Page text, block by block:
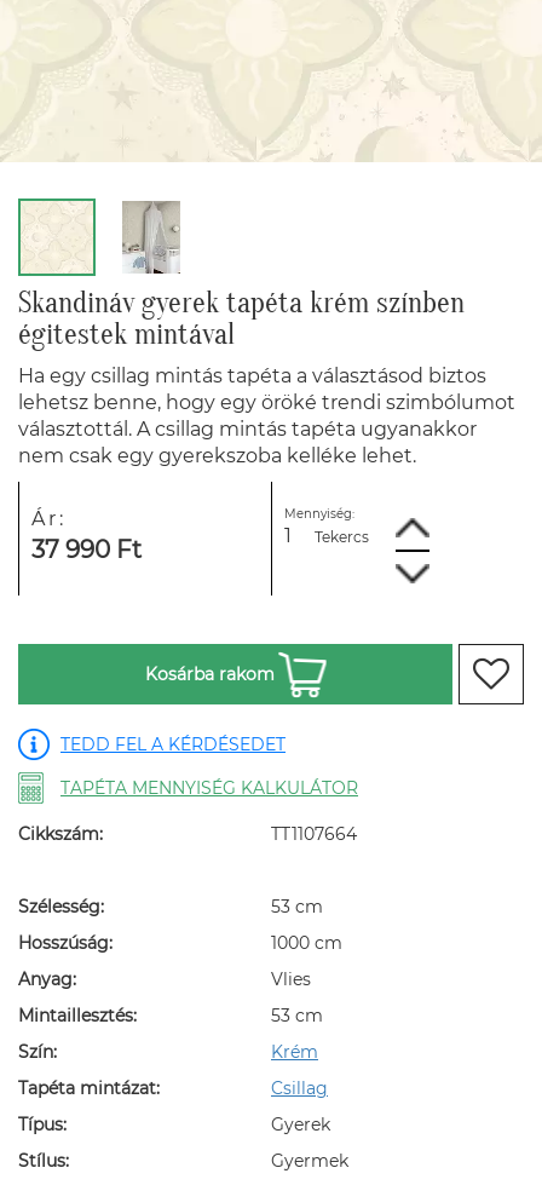
Skandináv gyerek tapéta krém színben
égitestek mintával
Ha egy csillag mintás tapéta a választásod biztos
lehetsz benne, hogy egy öröké trendi szimbólumot
választottál. A csillag mintás tapéta ugyanakkor
nem csak egy gyerekszoba kelléke lehet.
Ár:
37 990 Ft
Mennyiség:
Tekercs
Kosárba rakom
TEDD FEL A KÉRDÉSEDET
TAPÉTA MENNYISÉG KALKULÁTOR
Cikkszám: TT1107664
Szélesség:
53 cm
Hosszúság:
1000 cm
Anyag:
Vlies
Mintaillesztés:
53 cm
Szín:
Krém
Tapéta mintázat:
Csillag
Típus:
Gyerek
Stílus:
Gyermek